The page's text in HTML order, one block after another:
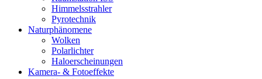
Himmelsstrahler
Pyrotechnik
Naturphänomene
Wolken
Polarlichter
Haloerscheinungen
Kamera- & Fotoeffekte